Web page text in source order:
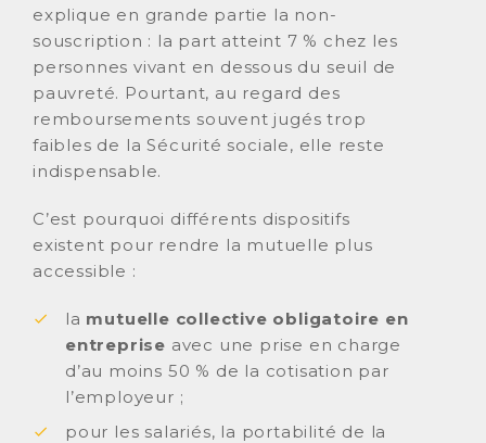
explique en grande partie la non-
souscription : la part atteint 7 % chez les
personnes vivant en dessous du seuil de
pauvreté. Pourtant, au regard des
remboursements souvent jugés trop
faibles de la Sécurité sociale, elle reste
indispensable.
C’est pourquoi différents dispositifs
existent pour rendre la mutuelle plus
accessible :
la mutuelle collective obligatoire en
entreprise avec une prise en charge
d’au moins 50 % de la cotisation par
l’employeur ;
pour les salariés, la portabilité de la